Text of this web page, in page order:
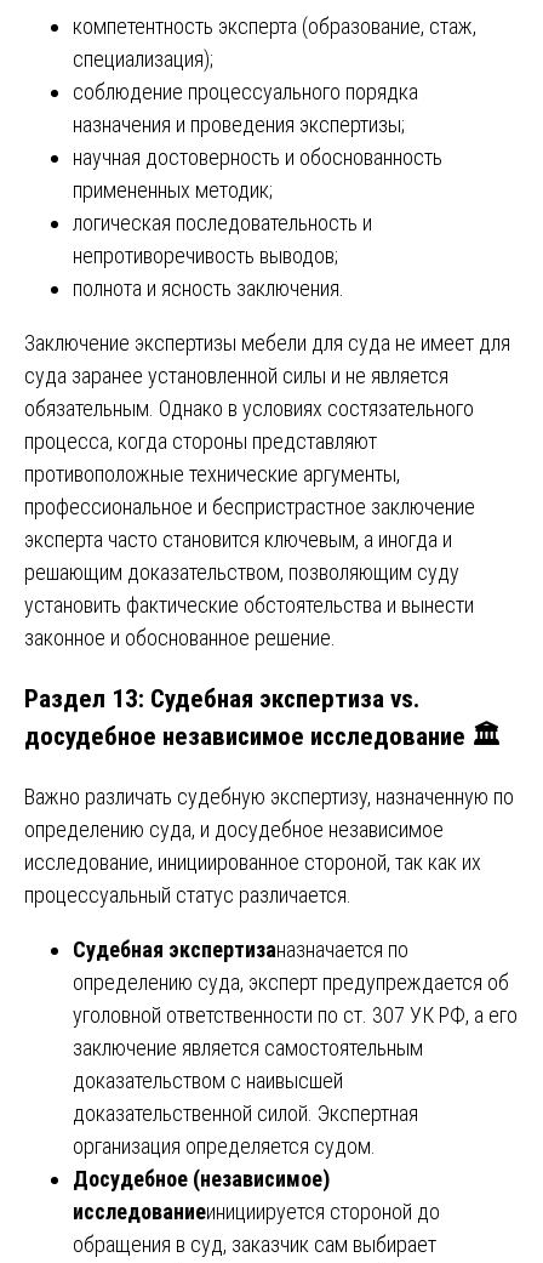
компетентность эксперта (образование, стаж,
специализация);
соблюдение процессуального порядка
назначения и проведения экспертизы;
научная достоверность и обоснованность
примененных методик;
логическая последовательность и
непротиворечивость выводов;
полнота и ясность заключения.
Заключение экспертизы мебели для суда не имеет для
суда заранее установленной силы и не является
обязательным. Однако в условиях состязательного
процесса, когда стороны представляют
противоположные технические аргументы,
профессиональное и беспристрастное заключение
эксперта часто становится ключевым, а иногда и
решающим доказательством, позволяющим суду
установить фактические обстоятельства и вынести
законное и обоснованное решение.
Раздел 13: Судебная экспертиза vs.
досудебное независимое исследование 🏛️
Важно различать судебную экспертизу, назначенную по
определению суда, и досудебное независимое
исследование, инициированное стороной, так как их
процессуальный статус различается.
Судебная экспертизаназначается по
определению суда, эксперт предупреждается об
уголовной ответственности по ст. 307 УК РФ, а его
заключение является самостоятельным
доказательством с наивысшей
доказательственной силой. Экспертная
организация определяется судом.
Досудебное (независимое)
исследованиеинициируется стороной до
обращения в суд, заказчик сам выбирает